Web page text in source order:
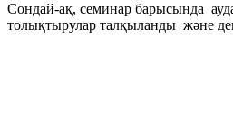
Сондай-ақ, семинар барысында
толықтырулар талқыланды және